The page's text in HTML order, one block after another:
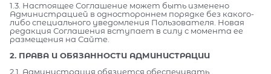
1.3. Настоящее Соглашение может быть изменено
Администрацией в одностороннем порядке без какого-
либо специального уведомления Пользователя. Новая
редакция Соглашения вступает в силу с момента ее
размещения на Сайте.
2. ПРАВА И ОБЯЗАННОСТИ АДМИНИСТРАЦИИ
2.1. Администрация обязуется обеспечивать